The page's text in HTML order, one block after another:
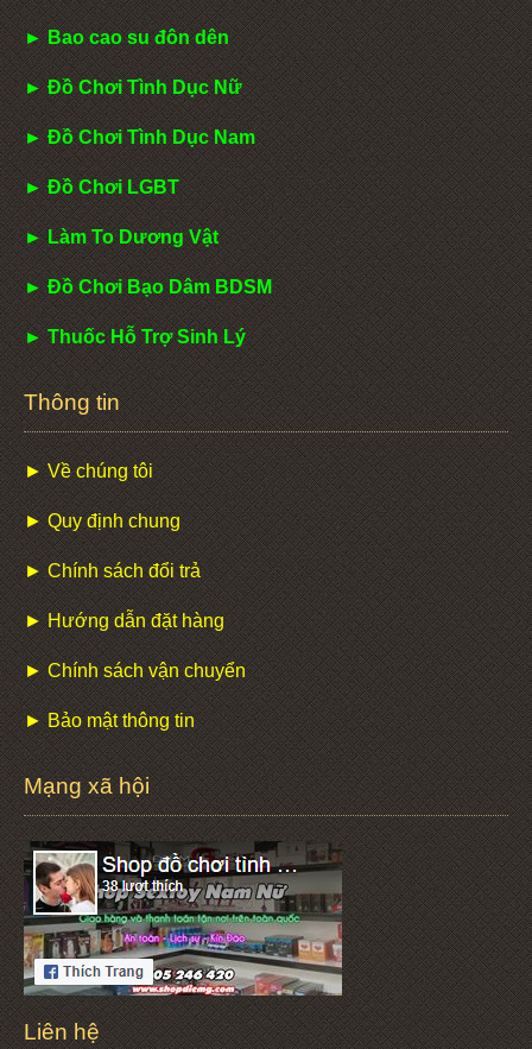
► Bao cao su đôn dên
► Đồ Chơi Tình Dục Nữ
► Đồ Chơi Tình Dục Nam
► Đồ Chơi LGBT
► Làm To Dương Vật
► Đồ Chơi Bạo Dâm BDSM
► Thuốc Hỗ Trợ Sinh Lý
Thông tin
► Về chúng tôi
► Quy định chung
► Chính sách đổi trả
► Hướng dẫn đặt hàng
► Chính sách vận chuyển
► Bảo mật thông tin
Mạng xã hội
Liên hệ